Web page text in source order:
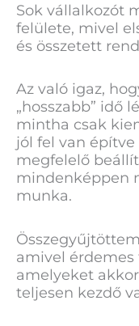
Sok vállalkozót
felülete, mivel
és összetett
Az való igaz,
„hosszabb” idő
mintha csak
jól fel van
megfelelő
mindenképpen
munka.
amivel érdemes
amelyeket
teljesen kezdő